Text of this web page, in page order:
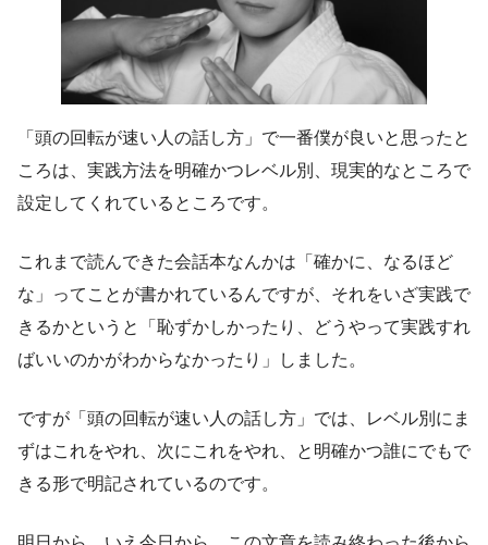
「頭の回転が速い人の話し方」で一番僕が良いと思ったと
ころは、 実践方法を明確かつレベル別、現実的なところで
設定してくれているところです。
これまで読んできた会話本なんかは「確かに、なるほど
な」ってことが書かれているんですが、それをいざ実践で
きるかというと「恥ずかしかったり、どうやって実践すれ
ばいいのかがわからなかったり」しました。
ですが「頭の回転が速い人の話し方」では、レベル別にま
ずはこれをやれ、次にこれをやれ、と明確かつ誰にでもで
きる形で明記されているのです。